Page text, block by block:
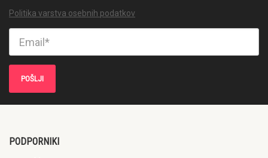
Politika varstva osebnih podatkov
PODPORNIKI